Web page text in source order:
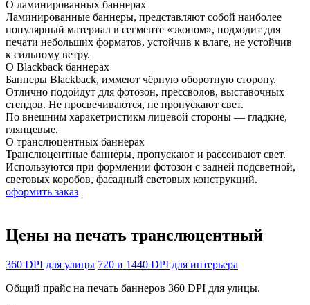
О ламинированных баннерах
Ламинированные баннеры, представляют собой наиболее
популярный материал в сегменте «эконом», подходит для
печати небольших форматов, уcтойчив к влаге, не устойчив
к сильному ветру.
О Blackback баннерах
Баннеры Blackback, иммеют чёрную оборотную сторону.
Отлично подойдут для фотозон, прессволов, выставочных
стендов. Не просвечиваются, не пропускают свет.
По внешним харакетристикм лицевой стороны — гладкие,
глянцевые.
О транслюцентных баннерах
Транслюцентные баннеры, пропускают и рассеивают свет.
Используются при формлении фотозон с задней подсветной,
световых коробов, фасадный световых конструкций.
оформить заказ
Цены на печать транслюцентный
360 DPI для улицы 720 и 1440 DPI для интерьера
Общий прайс на печать баннеров 360 DPI для улицы.